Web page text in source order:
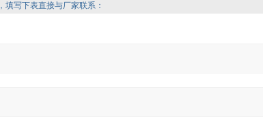
写下表直接与厂家联系：